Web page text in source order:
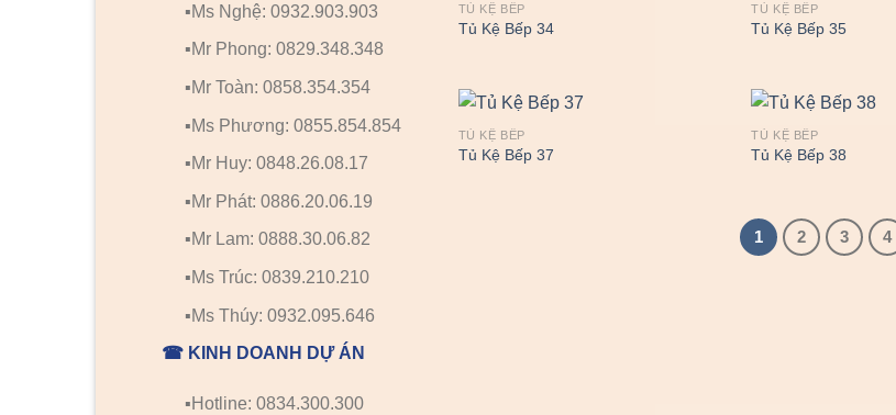
▪️Ms Nghệ: 0932.903.903
▪️Mr Phong: 0829.348.348
▪️Mr Toàn: 0858.354.354
▪️Ms Phương: 0855.854.854
▪️Mr Huy: 0848.26.08.17
▪️Mr Phát: 0886.20.06.19
▪️Mr Lam: 0888.30.06.82
▪️Ms Trúc: 0839.210.210
▪️Ms Thúy: 0932.095.646
☎ KINH DOANH DỰ ÁN
▪️Hotline: 0834.300.300
TỦ KỆ BẾP
Tủ Kệ Bếp 34
TỦ KỆ BẾP
Tủ Kệ Bếp 35
TỦ KỆ BẾP
Tủ Kệ Bếp 37
TỦ KỆ BẾP
Tủ Kệ Bếp 38
1 2 3 4